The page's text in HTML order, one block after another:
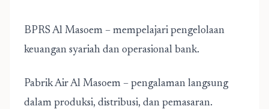
BPRS Al Masoem – mempelajari pengelolaan
keuangan syariah dan operasional bank.
Pabrik Air Al Masoem – pengalaman langsung
dalam produksi, distribusi, dan pemasaran.